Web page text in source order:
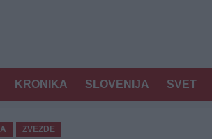
KRONIKA SLOVENIJA SVET
ZVEZDE